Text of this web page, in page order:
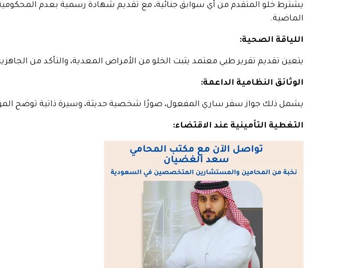
يشترط خلو المتقدم من أي سوابق جنائية، مع تقديم شهادة رسمية بعدم
الماضية.
اللياقة الصحية:
يتعين تقديم تقرير طبي معتمد يثبت الخلو من الأمراض المعدية، والتأكد من
الوثائق النظامية الداعمة:
يشمل ذلك جواز سفر ساري المفعول، صورًا شخصية حديثة، وسيرة ذاتية توضح
التغطية التأمينية عند الاقتضاء: